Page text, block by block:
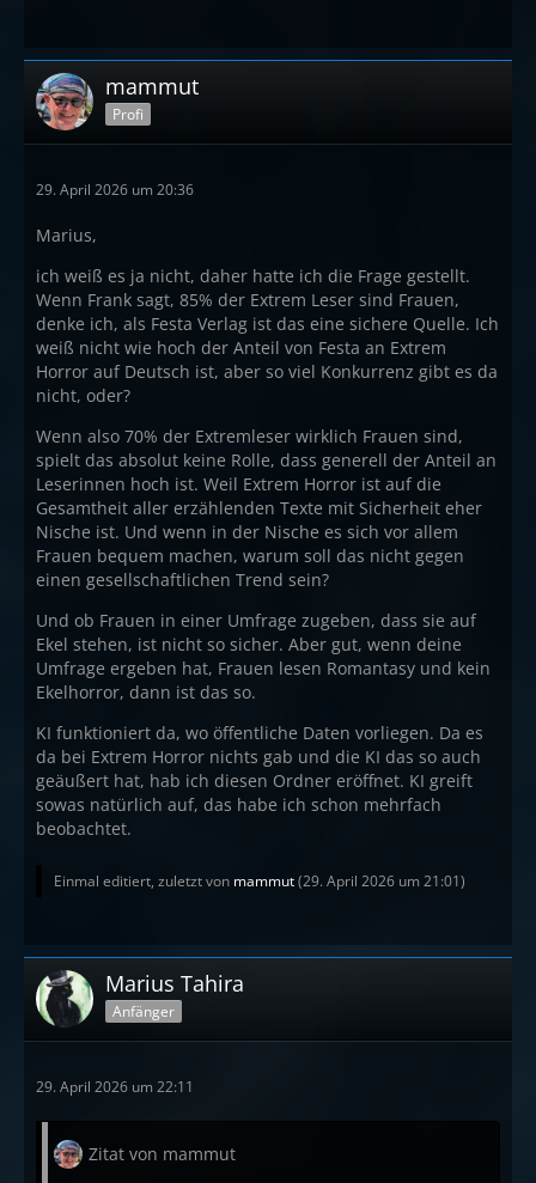
mammut
Profi
29. April 2026 um 20:36
Marius,
ich weiß es ja nicht, daher hatte ich die Frage gestellt.
Wenn Frank sagt, 85% der Extrem Leser sind Frauen,
denke ich, als Festa Verlag ist das eine sichere Quelle. Ich
weiß nicht wie hoch der Anteil von Festa an Extrem
Horror auf Deutsch ist, aber so viel Konkurrenz gibt es da
nicht, oder?
Wenn also 70% der Extremleser wirklich Frauen sind,
spielt das absolut keine Rolle, dass generell der Anteil an
Leserinnen hoch ist. Weil Extrem Horror ist auf die
Gesamtheit aller erzählenden Texte mit Sicherheit eher
Nische ist. Und wenn in der Nische es sich vor allem
Frauen bequem machen, warum soll das nicht gegen
einen gesellschaftlichen Trend sein?
Und ob Frauen in einer Umfrage zugeben, dass sie auf
Ekel stehen, ist nicht so sicher. Aber gut, wenn deine
Umfrage ergeben hat, Frauen lesen Romantasy und kein
Ekelhorror, dann ist das so.
KI funktioniert da, wo öffentliche Daten vorliegen. Da es
da bei Extrem Horror nichts gab und die KI das so auch
geäußert hat, hab ich diesen Ordner eröffnet. KI greift
sowas natürlich auf, das habe ich schon mehrfach
beobachtet.
Einmal editiert, zuletzt von mammut(29. April 2026 um 21:01)
Marius Tahira
Anfänger
29. April 2026 um 22:11
Zitat von mammut